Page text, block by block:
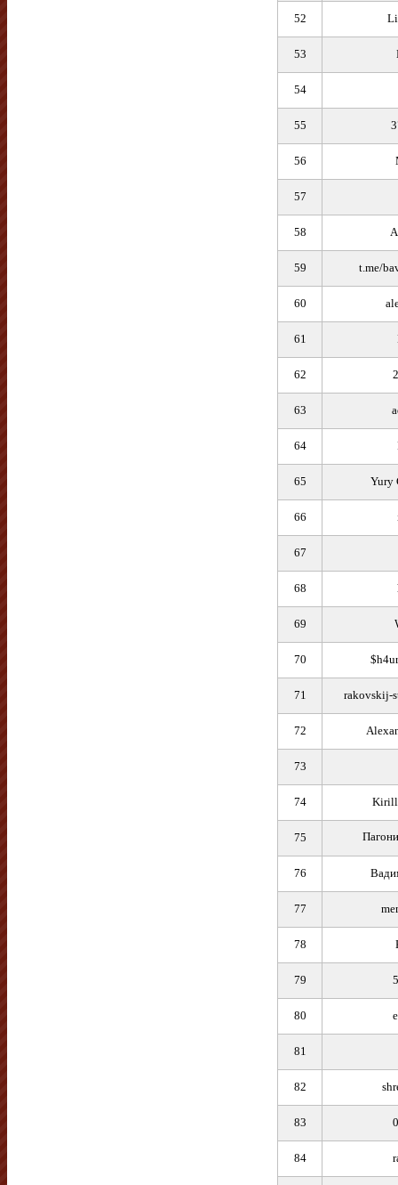
52
53
54
55
56
57
58
59 t.me/
60
61
62
63
64
65 Yury
66
67
68
69
70
71 rakovskij-
72
73
74 Kirill
75
76
77
78
79
80
81
82
83
84